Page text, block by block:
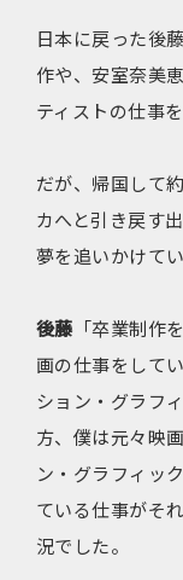
日本に戻った後
作や、安室奈美
ティストの仕事
だが、帰国して
カへと引き戻す
夢を追いかけて
後藤「卒業制作
画の仕事をして
ション・グラフ
方、僕は元々映
ン・グラフィッ
ている仕事がそ
況でした。